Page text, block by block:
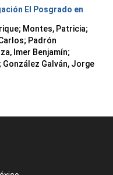
El Posgrado en
; Montes, Patricia;
; Padrón
Imer Benjamín;
; González Galván, Jorge